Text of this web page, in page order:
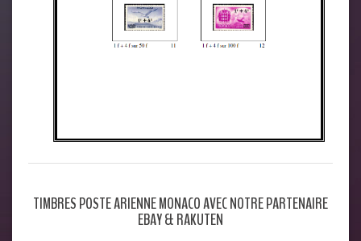
TIMBRES POSTE ARIENNE MONACO AVEC NOTRE PARTENAIRE
EBAY & RAKUTEN